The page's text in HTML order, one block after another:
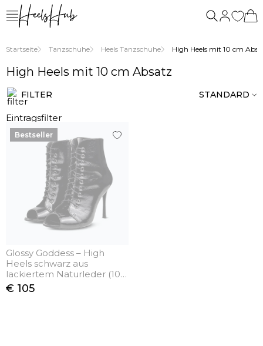
Startseite Tanzschuhe Heels Tanzschuhe High Heels mit 10 cm
High Heels mit 10 cm Absatz
FILTER STANDARD
Eintragsfilter
Bestseller
Glossy Goddess – High
Heels schwarz aus
lackiertem Naturleder (10
cm)
€ 105